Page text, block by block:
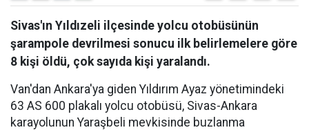
Sivas'ın Yıldızeli ilçesinde yolcu otobüsünün
şarampole devrilmesi sonucu ilk belirlemelere göre
8 kişi öldü, çok sayıda kişi yaralandı.
Van'dan Ankara'ya giden Yıldırım Ayaz yönetimindeki
63 AS 600 plakalı yolcu otobüsü, Sivas-Ankara
karayolunun Yaraşbeli mevkisinde buzlanma